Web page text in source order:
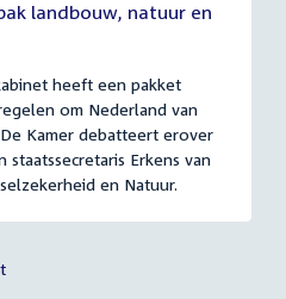
landbouw, natuur en
heeft een pakket
om Nederland van
Kamer debatteert erover
staatssecretaris Erkens van
en Natuur.